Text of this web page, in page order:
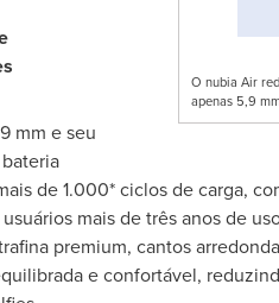
O nubia Air
apenas 5,9
mm e seu
de 1.000* ciclos de carga,
mais de três anos de
premium, cantos
e confortável,